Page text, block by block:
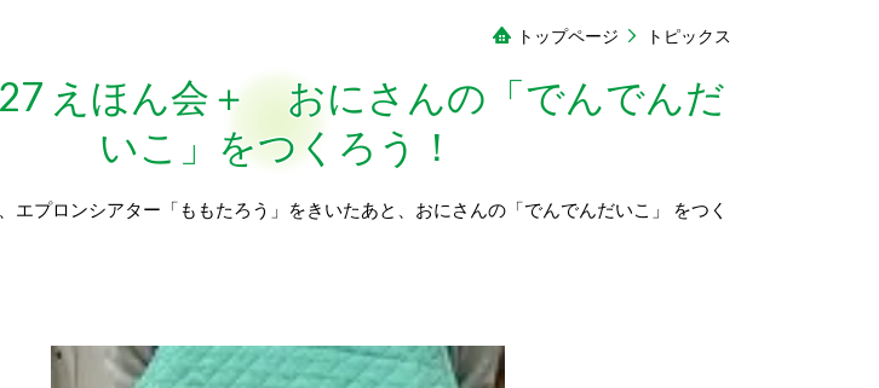
トップページ トピックス
えほん会＋ おにさんの「でんでんだ
いこ」をつくろう！
エプロンシアター「ももたろう」をきいたあと、おにさんの「でんでんだいこ」 をつく